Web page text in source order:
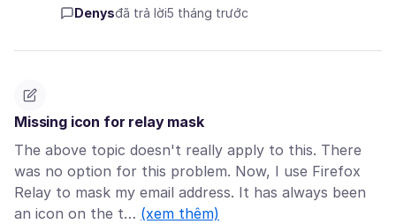
Denysđã trả lời5 tháng trước
Missing icon for relay mask
The above topic doesn't really apply to this. There
was no option for this problem. Now, I use Firefox
Relay to mask my email address. It has always been
an icon on the t… (xem thêm)